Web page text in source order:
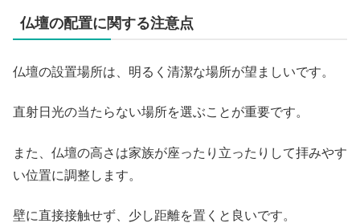
仏壇の配置に関する注意点
仏壇の設置場所は、明るく清潔な場所が望ましいです。
直射日光の当たらない場所を選ぶことが重要です。
また、仏壇の高さは家族が座ったり立ったりして拝みやす
い位置に調整します。
壁に直接接触せず、少し距離を置くと良いです。